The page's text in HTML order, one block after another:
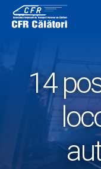
content
14